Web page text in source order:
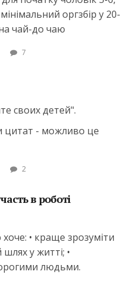
оргзбір у 20-
чай-до чаю
7
своих детей".
цитат - можливо це
2
в роботі
• краще зрозуміти
шлях у житті; •
людьми.